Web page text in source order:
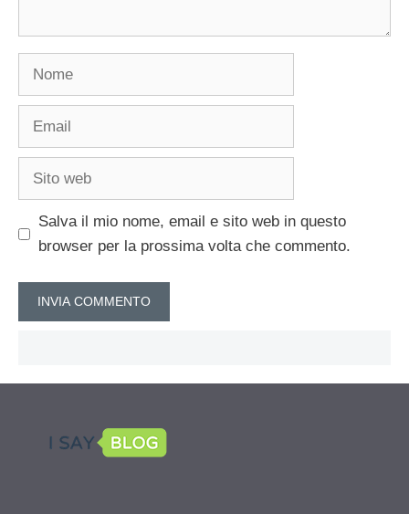
Nome
Email
Sito
Salva il mio nome, email e sito web in questo
browser per la prossima volta che commento.